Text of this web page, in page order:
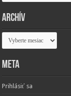
Archív
Archív
Meta
Prihlásiť sa